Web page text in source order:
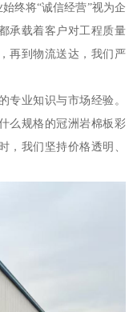
终将“诚信经营”视为企
承载着客户对工程质量
再到物流送达，我们严
专业知识与市场经验。
么规格的冠洲岩棉板彩
，我们坚持价格透明、